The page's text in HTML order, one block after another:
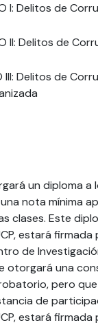
I: Delitos de
II: Delitos de
III: Delitos de
un diploma
nota mínima
clases. Este
estará
de
otorgará una
pero
de
estará